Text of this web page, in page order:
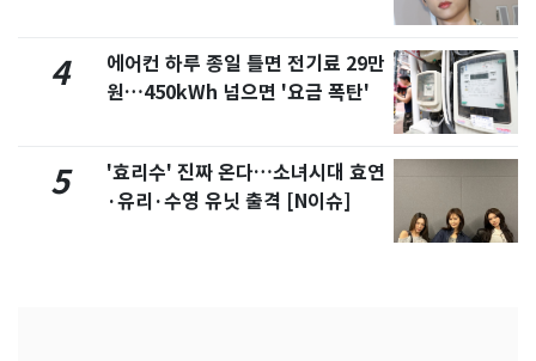
4
에어컨 하루 종일 틀면 전기료 29만
원…450kWh 넘으면 '요금 폭탄'
5
'효리수' 진짜 온다…소녀시대 효연
·유리·수영 유닛 출격 [N이슈]